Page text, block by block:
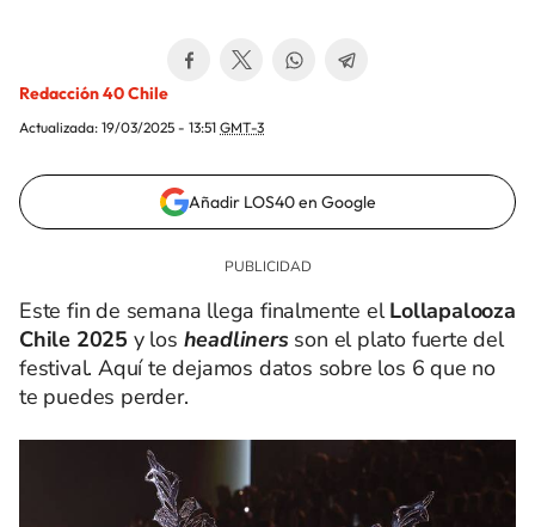
Redacción 40 Chile
Actualizada: 19/03/2025 - 13:51 GMT-3
Añadir LOS40 en Google
Este fin de semana llega finalmente elLollapalooza
Chile 2025 y los headliners son el plato fuerte del
festival. Aquí te dejamos datos sobre los 6 que no
te puedes perder.